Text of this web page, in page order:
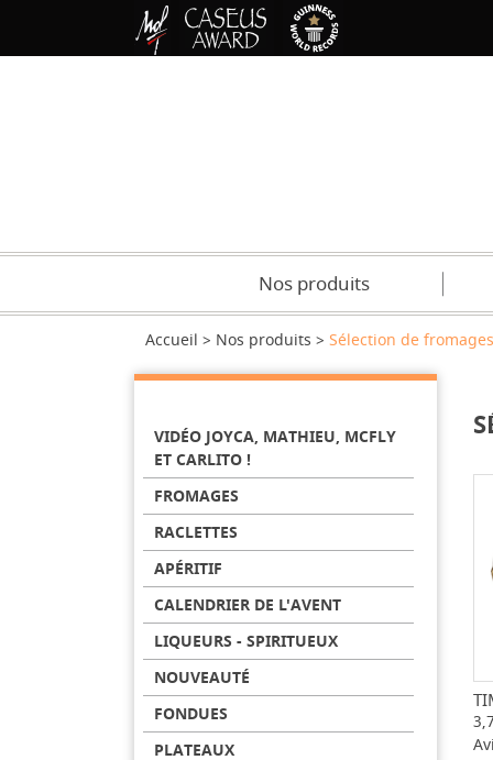
Nos produits
Accueil Nos produits Sélection de
VIDÉO JOYCA, MATHIEU, MCFLY
ET CARLITO !
FROMAGES
RACLETTES
APÉRITIF
CALENDRIER DE L'AVENT
LIQUEURS - SPIRITUEUX
NOUVEAUTÉ
FONDUES
PLATEAUX